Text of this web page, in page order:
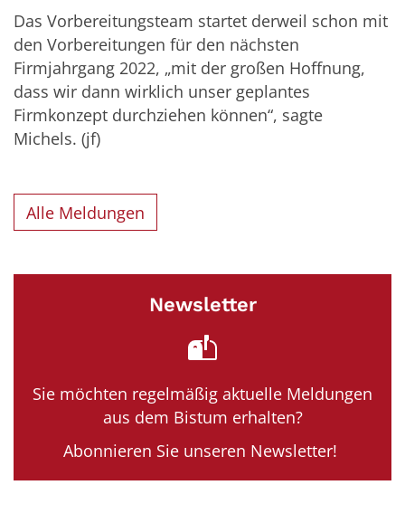
Das Vorbereitungsteam startet derweil schon mit
den Vorbereitungen für den nächsten
Firmjahrgang 2022, „mit der großen Hoffnung,
dass wir dann wirklich unser geplantes
Firmkonzept durchziehen können“, sagte
Michels. (jf)
Alle Meldungen
Newsletter
Sie möchten regelmäßig aktuelle Meldungen
aus dem Bistum erhalten?
Abonnieren Sie unseren Newsletter!